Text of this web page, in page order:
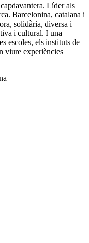
Líder als
Barcelonina, catalana i
solidària, diversa i
i cultural. I una
escoles, els instituts de
viure experiències